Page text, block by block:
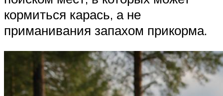
кормиться карась, а не
приманивания запахом прикорма.